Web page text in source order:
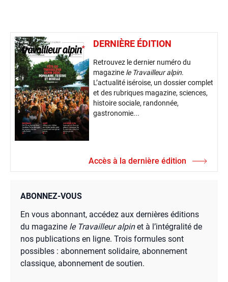
DERNIÈRE ÉDITION
Retrouvez le dernier numéro du
magazine le Travailleur alpin.
L’actualité iséroise, un dossier complet
et des rubriques magazine, sciences,
histoire sociale, randonnée,
gastronomie...
Accès à la dernière édition
ABONNEZ-VOUS
En vous abonnant, accédez aux dernières éditions
du magazine le Travailleur alpinet à l’intégralité de
nos publications en ligne. Trois formules sont
possibles : abonnement solidaire, abonnement
classique, abonnement de soutien.